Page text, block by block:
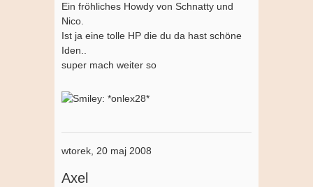
Ein fröhliches Howdy von Schnatty und
Nico.
Ist ja eine tolle HP die du da hast schöne
Iden..
super mach weiter so
wtorek, 20 maj 2008
Axel